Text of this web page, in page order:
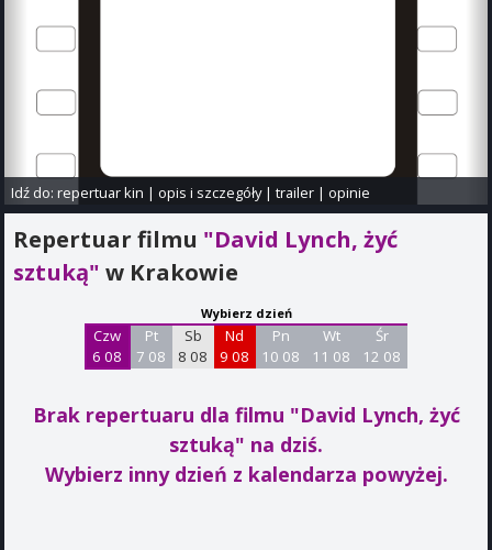
Idź do:repertuar kin |opis i szczegóły|trailer |opinie
Repertuar filmu "David Lynch, żyć
sztuką" w Krakowie
Wybierz dzień
Czw
6 08
Pt
7 08
Sb
8 08
Nd
9 08
Pn
10 08
Wt
11 08
Śr
12 08
Brak repertuaru dla filmu "David Lynch, żyć
sztuką" na dziś.
Wybierz inny dzień z kalendarza powyżej.